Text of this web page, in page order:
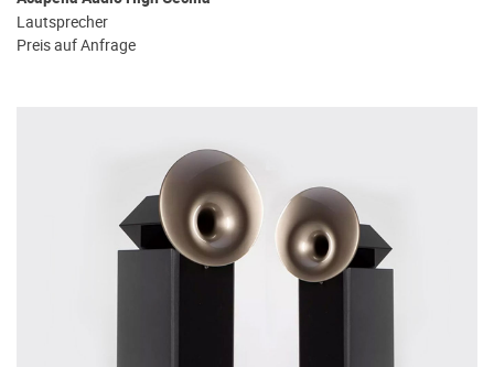
Lautsprecher
Preis auf Anfrage